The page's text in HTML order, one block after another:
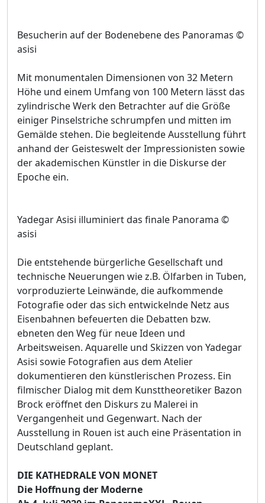
Besucherin auf der Bodenebene des Panoramas ©
asisi
Mit monumentalen Dimensionen von 32 Metern
Höhe und einem Umfang von 100 Metern lässt das
zylindrische Werk den Betrachter auf die Größe
einiger Pinselstriche schrumpfen und mitten im
Gemälde stehen. Die begleitende Ausstellung führt
anhand der Geisteswelt der Impressionisten sowie
der akademischen Künstler in die Diskurse der
Epoche ein.
Yadegar Asisi illuminiert das finale Panorama ©
asisi
Die entstehende bürgerliche Gesellschaft und
technische Neuerungen wie z.B. Ölfarben in Tuben,
vorproduzierte Leinwände, die aufkommende
Fotografie oder das sich entwickelnde Netz aus
Eisenbahnen befeuerten die Debatten bzw.
ebneten den Weg für neue Ideen und
Arbeitsweisen. Aquarelle und Skizzen von Yadegar
Asisi sowie Fotografien aus dem Atelier
dokumentieren den künstlerischen Prozess. Ein
filmischer Dialog mit dem Kunsttheoretiker Bazon
Brock eröffnet den Diskurs zu Malerei in
Vergangenheit und Gegenwart. Nach der
Ausstellung in Rouen ist auch eine Präsentation in
Deutschland geplant.
DIE KATHEDRALE VON MONET
Die Hoffnung der Moderne